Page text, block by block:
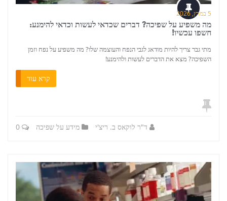
5 במרץ, 2026
מה משפיע על שפיכה? דברים שכדאי לעשות וכדאי להימנע:
חשפו עכשיו!
מתי גבר צריך להיות מודאג לגבי הנפח והעוצמה שלו? מה משפיע על נפח וזמן
השפיכה? מצא את הדברים לעשות ולהימנע!
קרא עוד
ד"ר לוקאס ב. ריצ'י מידע על שפיכה